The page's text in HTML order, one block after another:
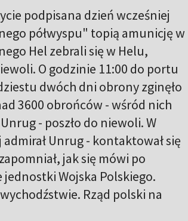
podpisana dzień wcześniej
półwyspu" topią amunicję w
Hel zebrali się w Helu,
O godzinie 11:00 do portu
dwóch dni obrony zginęło
3600 obrońców - wśród nich
- poszło do niewoli. W
Unrug - kontaktował się
jak się mówi po
Wojska Polskiego.
Rząd polski na